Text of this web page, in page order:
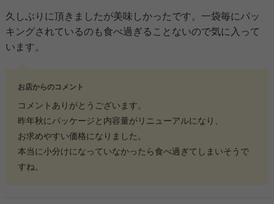
久しぶりに頂きましたが美味しかったです。一袋毎にパッ
キングされているのも食べ過ぎることないので気に入って
います。
お店からのコメント
コメントありがとうございます。
昨年秋にパッケージと内容量がリニューアルになり、
お求めやすい価格になりました。
本当に小分けになっていなかったら食べ過ぎてしまいそうで
すね。